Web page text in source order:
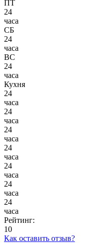
ПТ
24
часа
СБ
24
часа
ВС
24
часа
Кухня
24
часа
24
часа
24
часа
24
часа
24
часа
24
часа
24
часа
Рейтинг:
10
Как оставить отзыв?